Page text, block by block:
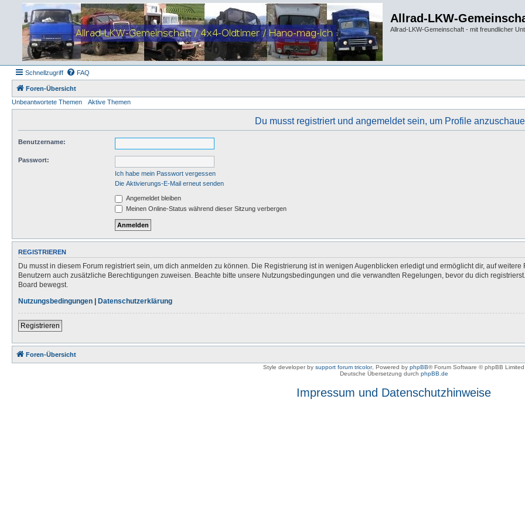
Allrad-LKW-
Allrad-LKW-Gemeinschaft - mit freundlicher
Schnellzugriff FAQ
Foren-Übersicht
Unbeantwortete Themen
Aktive Themen
Du musst registriert und angemeldet sein, um Profile
Benutzername:
Passwort:
Ich habe mein Passwort vergessen
Die Aktivierungs-E-Mail erneut senden
Angemeldet bleiben
Meinen Online-Status während dieser Sitzung verbergen
REGISTRIEREN
Du musst in diesem Forum registriert sein, um dich anmelden zu können. Die Registrierung ist in wenigen Augenblicken erledigt und ermöglicht dir, auf
Benutzern auch zusätzliche Berechtigungen zuweisen. Beachte bitte unsere Nutzungsbedingungen und die verwandten Regelungen, bevor du dich
Board bewegst.
Nutzungsbedingungen | Datenschutzerklärung
Registrieren
Foren-Übersicht
Style developer by support forum tricolor, Powered by phpBB® Forum Software © phpBB Limited
Deutsche Übersetzung durch phpBB.de
Impressum und Datenschutzhinweise